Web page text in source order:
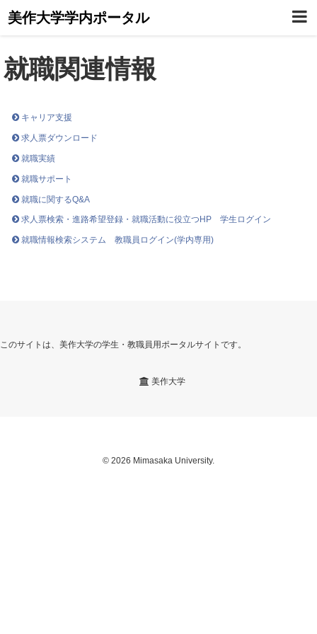
美作大学学内ポータル
就職関連情報
キャリア支援
求人票ダウンロード
就職実績
就職サポート
就職に関するQ&A
求人票検索・進路希望登録・就職活動に役立つHP 学生ログイン
就職情報検索システム 教職員ログイン(学内専用)
このサイトは、美作大学の学生・教職員用ポータルサイトです。
美作大学
© 2026 Mimasaka University.